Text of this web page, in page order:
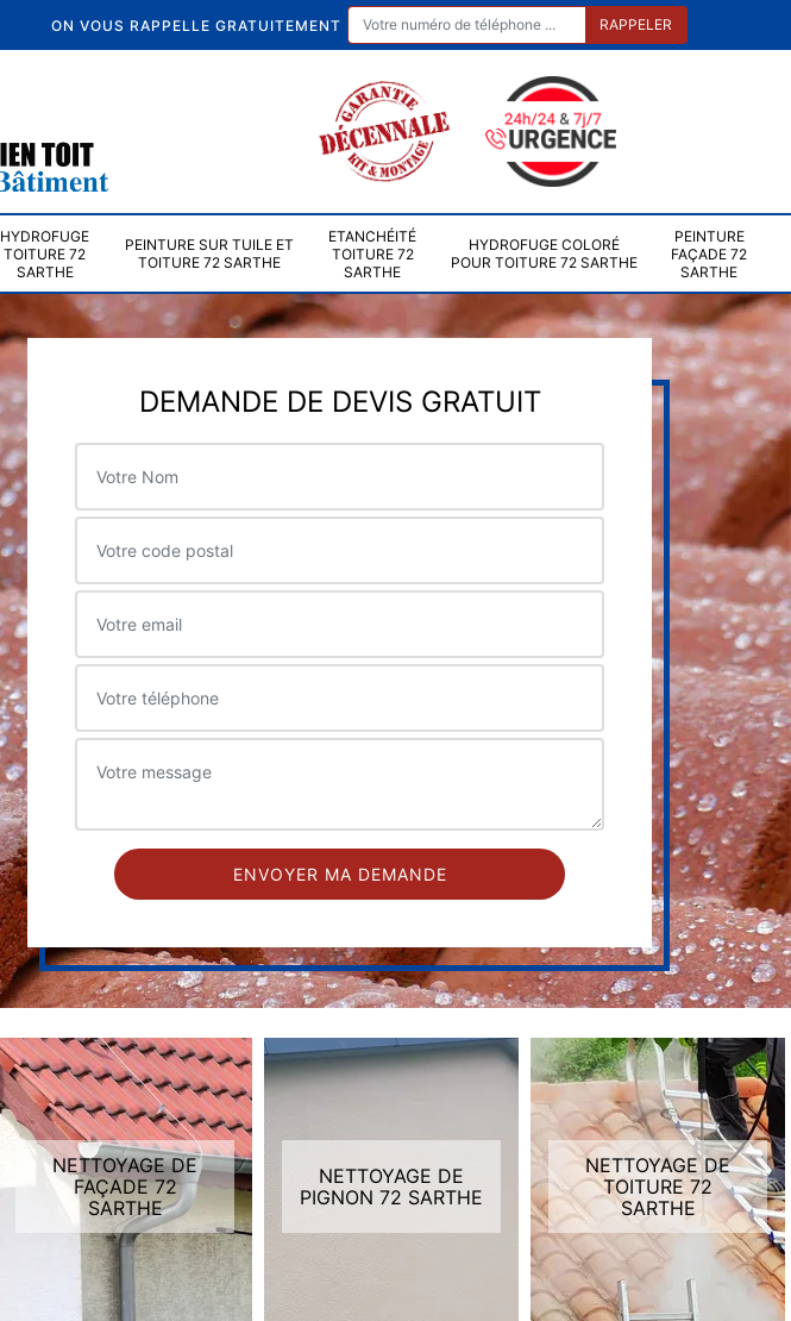
ON VOUS RAPPELLE GRATUITEMENT
HYDROFUGE
TOITURE 72
SARTHE
PEINTURE SUR TUILE ET
TOITURE 72 SARTHE
ETANCHÉITÉ
TOITURE 72
SARTHE
HYDROFUGE COLORÉ
POUR TOITURE 72 SARTHE
PEINTURE
FAÇADE 72
SARTHE
DEMANDE DE DEVIS GRATUIT
NETTOYAGE DE
FAÇADE 72
SARTHE
NETTOYAGE DE
PIGNON 72 SARTHE
NETTOYAGE DE
TOITURE 72
SARTHE